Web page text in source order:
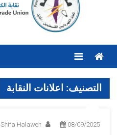
Menu
التصنيف: اعلانات النقابة
08/09/2025
Shifa Halaweh